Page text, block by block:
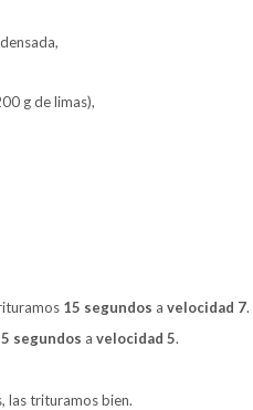
g de limas),
15 segundos a velocidad 7.
5 segundos a velocidad 5.
las trituramos bien.